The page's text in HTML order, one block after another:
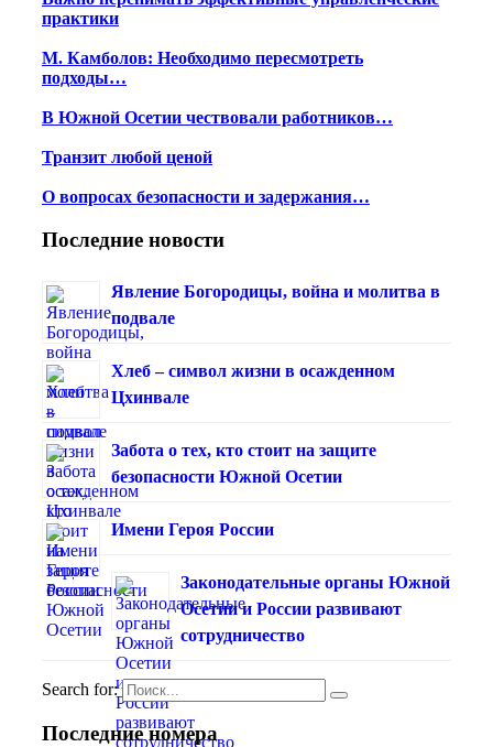
практики
М. Камболов: Необходимо пересмотреть
подходы…
В Южной Осетии чествовали работников…
Транзит любой ценой
О вопросах безопасности и задержания…
Последние новости
Явление Богородицы, война и молитва в
подвале
Хлеб – символ жизни в осажденном
Цхинвале
Забота о тех, кто стоит на защите
безопасности Южной Осетии
Имени Героя России
Законодательные органы Южной
Осетии и России развивают
сотрудничество
Search for:
Последние номера